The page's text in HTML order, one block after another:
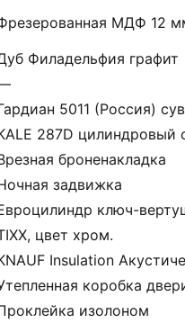
МДФ 12
Филадельфия графит
5011 (Россия)
287D цилиндровый
броненакладка
задвижка
ключ-
цвет хром.
Insulation
коробка
изолоном